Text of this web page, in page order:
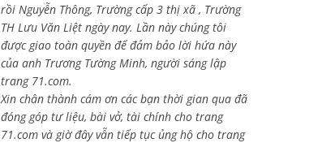
rồi Nguyễn Thông, Trường cấp 3 thị xã , Trường
TH Lưu Văn Liệt ngày nay. Lần này chúng tôi
được giao toàn quyền để đảm bảo lời hứa này
của anh Trương Tường Minh, người sáng lập
trang 71.com.
Xin chân thành cám ơn các bạn thời gian qua đã
đóng góp tư liệu, bài vở, tài chính cho trang
71.com và giờ đây vẫn tiếp tục ủng hộ cho trang